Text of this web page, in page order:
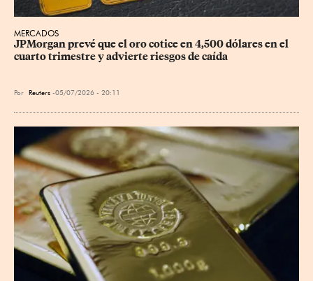
MERCADOS
JPMorgan prevé que el oro cotice en 4,500 dólares en el
cuarto trimestre y advierte riesgos de caída
Por Reuters 05/07/2026 - 20:11